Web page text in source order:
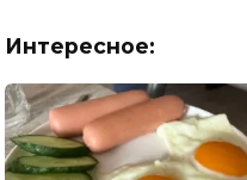
Интересное: